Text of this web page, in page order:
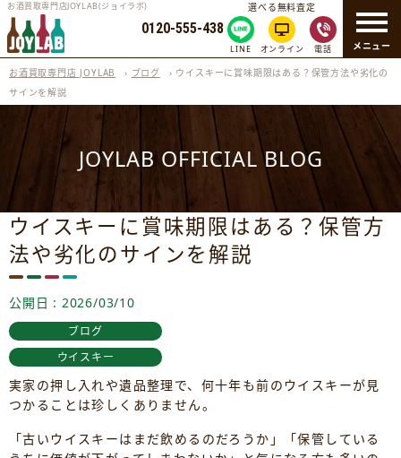
メニュー
お酒買取専門店JOYLAB(ジョイラボ)
0120-555-438
選べる無料査定
LINE オンライン 電話
お酒買取専門店 JOYLAB › ブログ › ウイスキーに賞味期限はある？保管方法や劣化の
サインを解説
JOYLAB OFFICIAL BLOG
ウイスキーに賞味期限はある？保管方
法や劣化のサインを解説
公開日 : 2026/03/10
ブログ
ウイスキー
実家の押し入れや遺品整理で、何十年も前のウイスキーが見
つかることは珍しくありません。
「古いウイスキーはまだ飲めるのだろうか」「保管している